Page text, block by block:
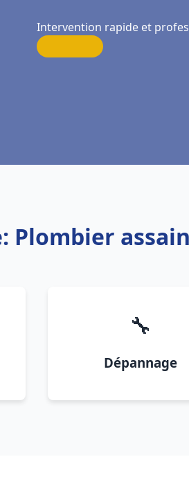
Intervention rapide et
Plombier
🔧
Dépannage